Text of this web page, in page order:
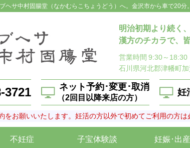
ヘサ中村固腸堂（なかむらこちょうどう）へ。金沢市から車で20分
明治初期より続く
漢方のチカラで、
営業時間 9:30～18:30
石川県河北郡津幡町
3721 ネット予約･変更･取消
（2回目以降来店の方）
妊
をお願いいたします。妊活の方以外で初めてご利用の方は
不妊症 子宝体験談 妊娠･出